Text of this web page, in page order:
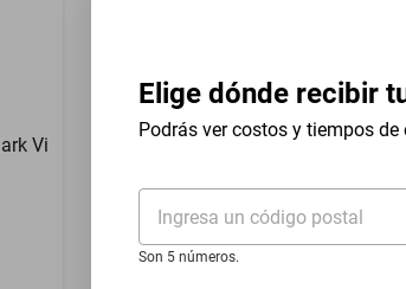
Elige dónde recibir
Podrás ver costos y tiempos
Ingresa un código postal
Son 5 números.
Vi
Volante Universal 13 In Iveco
$1399
Hasta12 MSIde $116.58